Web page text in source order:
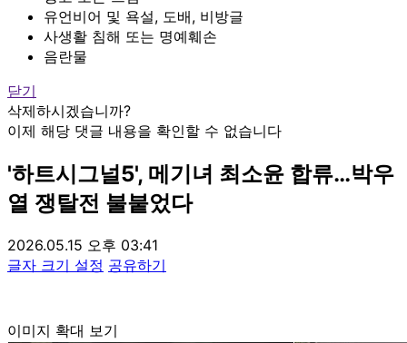
유언비어 및 욕설, 도배, 비방글
사생활 침해 또는 명예훼손
음란물
닫기
삭제하시겠습니까?
이제 해당 댓글 내용을 확인할 수 없습니다
'하트시그널5', 메기녀 최소윤 합류…박우
열 쟁탈전 불붙었다
2026.05.15 오후 03:41
글자 크기 설정 공유하기
이미지 확대 보기